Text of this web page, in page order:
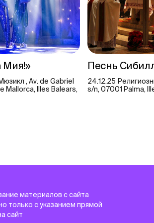
, Av. de Gabriel
Mallorca, Illes Balears,
Песнь
24.12.25
s/n, 07001 Palma,
материалов с сайта
только с указанием прямой
сайт